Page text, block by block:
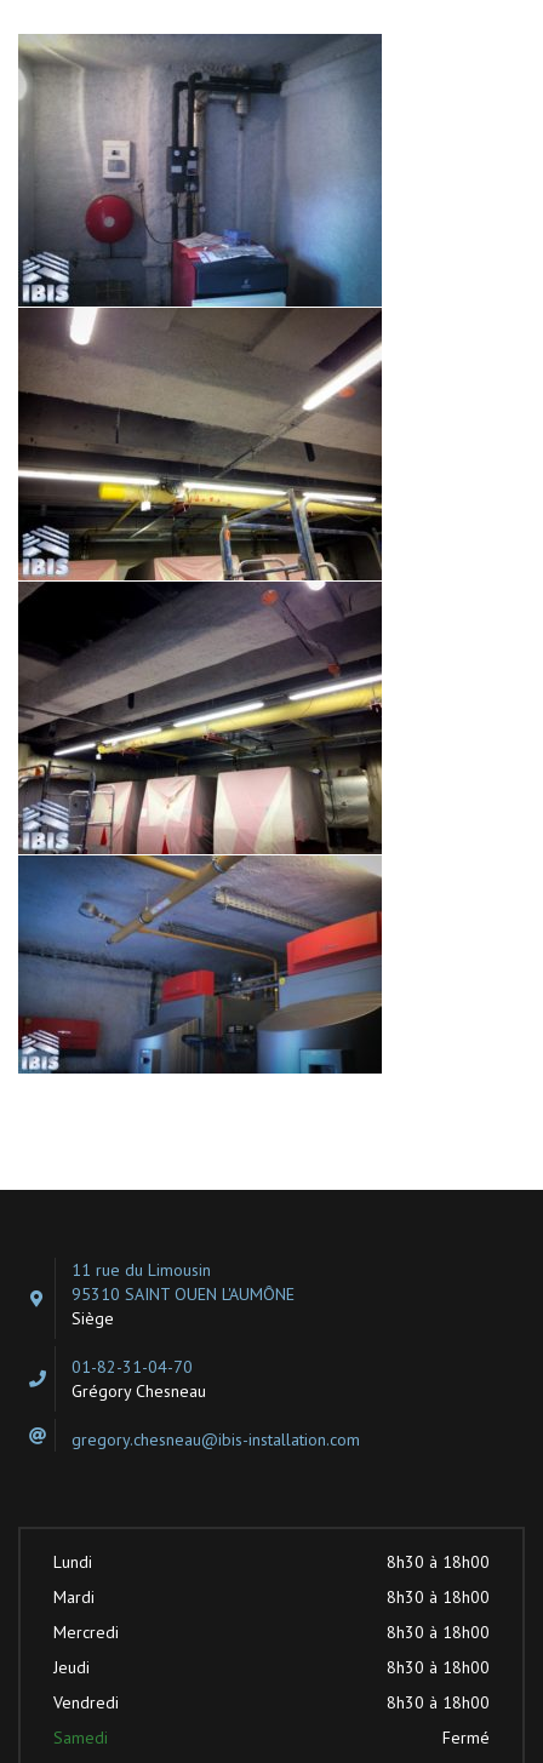
11 rue du Limousin
95310 SAINT OUEN L'AUMÔNE
Siège
01-82-31-04-70
Grégory Chesneau
gregory.chesneau@ibis-installation.com
Lundi
8h30 à 18h00
Mardi
8h30 à 18h00
Mercredi
8h30 à 18h00
Jeudi
8h30 à 18h00
Vendredi
8h30 à 18h00
Samedi
Fermé